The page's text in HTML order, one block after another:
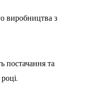
виробництва з
постачання та